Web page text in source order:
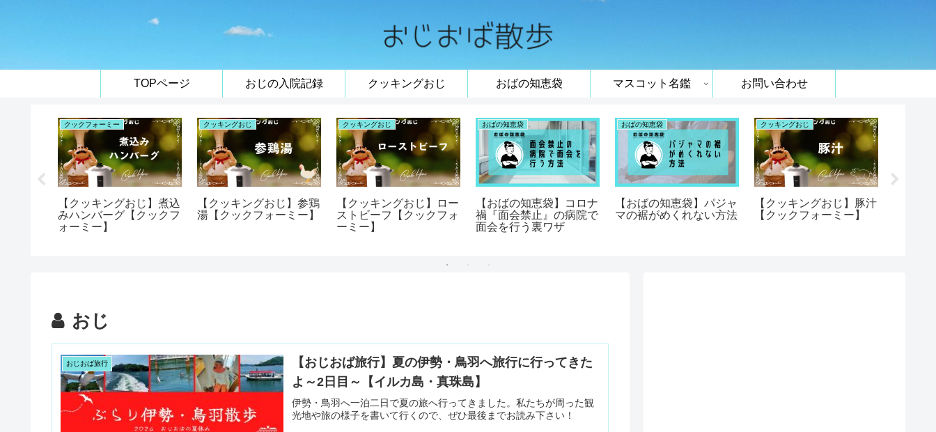
TOPページ おじの入院記録 クッキングおじ おばの知恵袋 マスコット名鑑 お問い合わせ
クックフォーミー
【クッキングおじ】煮込
みハンバーグ【クックフ
ォーミー】
クッキングおじ
【クッキングおじ】参鶏
湯【クックフォーミー】
クッキングおじ
【クッキングおじ】ロー
ストビーフ【クックフォ
ーミー】
おばの知恵袋
【おばの知恵袋】コロナ
禍『面会禁止』の病院で
面会を行う裏ワザ
おばの知恵袋
【おばの知恵袋】パジャ
マの裾がめくれない方法
クッキングおじ
【クッキングおじ】豚汁
【クックフォーミー】
おじ
おじおば旅行
【おじおば旅行】夏の伊勢・鳥羽へ旅行に行ってきた
よ～2日目～【イルカ島・真珠島】
伊勢・鳥羽へ一泊二日で夏の旅へ行ってきました。私たちが周った観
光地や旅の様子を書いて行くので、ぜひ最後までお読み下さい！